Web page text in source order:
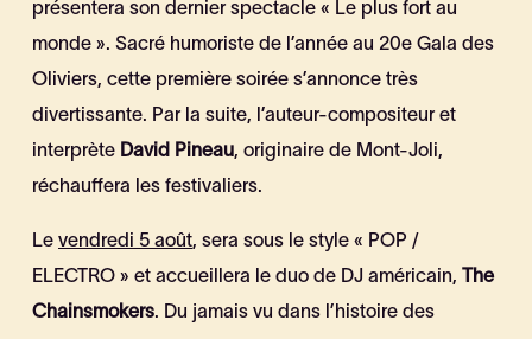
présentera son dernier spectacle « Le plus fort au
monde ». Sacré humoriste de l’année au 20e Gala des
Oliviers, cette première soirée s’annonce très
divertissante. Par la suite, l’auteur-compositeur et
interprète David Pineau, originaire de Mont-Joli,
réchauffera les festivaliers.
Le vendredi 5 août, sera sous le style « POP /
ELECTRO » et accueillera le duo de DJ américain, The
Chainsmokers. Du jamais vu dans l’histoire des